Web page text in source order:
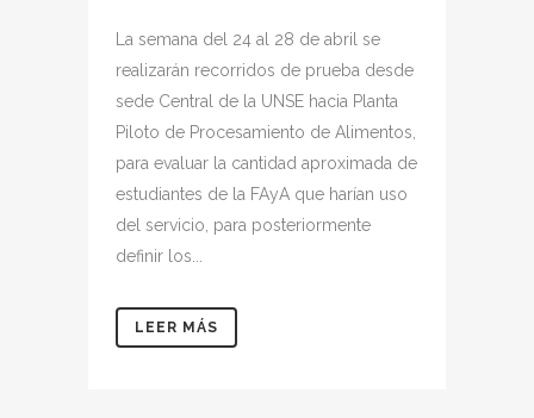
La semana del 24 al 28 de abril se
realizarán recorridos de prueba desde
sede Central de la UNSE hacia Planta
Piloto de Procesamiento de Alimentos,
para evaluar la cantidad aproximada de
estudiantes de la FAyA que harían uso
del servicio, para posteriormente
definir los...
LEER MÁS